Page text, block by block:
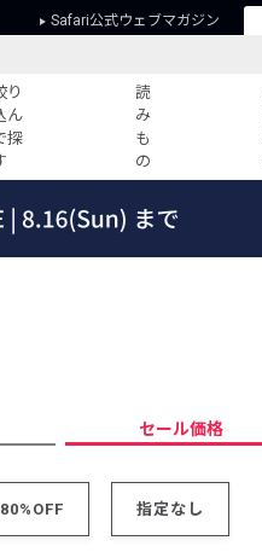
Safari公式ウェブマガジン
り
ん
探
読
み
も
の
プライバシーポリシー
セール価格
指定なし